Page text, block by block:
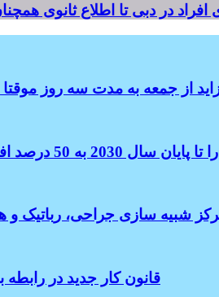
افراد در دبی تا اطلاع ثانوی
از جمعه به مدت سه روز
درصد افزایش می دهد
شبیه سازی جراحی، رباتیک
قانون کار جدید در